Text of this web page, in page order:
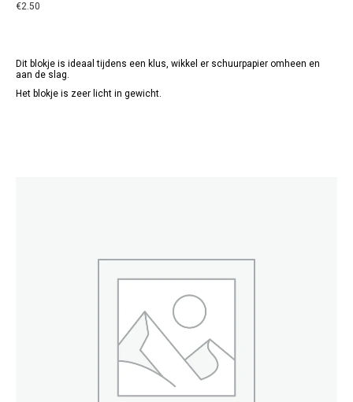
€2.50
Dit blokje is ideaal tijdens een klus, wikkel er schuurpapier omheen en
aan de slag.
Het blokje is zeer licht in gewicht.